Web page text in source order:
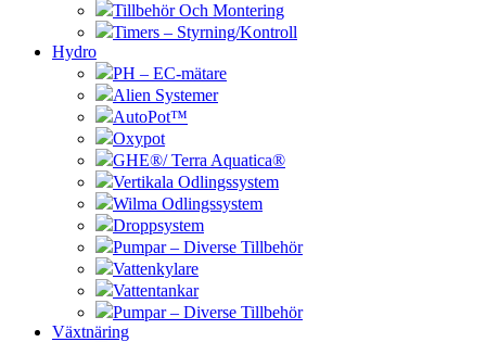
Tillbehör Och Montering
Timers – Styrning/Kontroll
Hydro
PH – EC-mätare
Alien Systemer
AutoPot™
Oxypot
GHE®/ Terra Aquatica®
Vertikala Odlingssystem
Wilma Odlingssystem
Droppsystem
Pumpar – Diverse Tillbehör
Vattenkylare
Vattentankar
Pumpar – Diverse Tillbehör
Växtnäring